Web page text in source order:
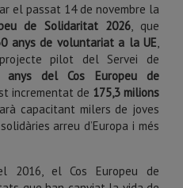
el passat 14 de novembre la
de Solidaritat 2026 , que
anys de voluntariat a la UE
pilot del Servei de
anys del Cos Europeu de
incrementat de 175,3 milions
capacitant milers de joves
arreu d’Europa i més
2016, el Cos Europeu de